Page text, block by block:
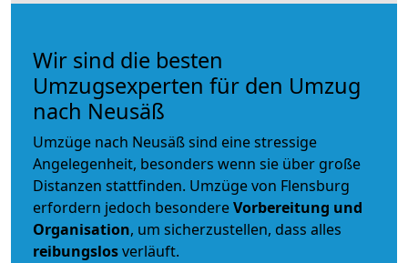
Wir sind die besten
Umzugsexperten für den Umzug
nach Neusäß
Umzüge nach Neusäß sind eine stressige
Angelegenheit, besonders wenn sie über große
Distanzen stattfinden. Umzüge von Flensburg
erfordern jedoch besondereVorbereitung und
Organisation, um sicherzustellen, dass alles
reibungslosverläuft.